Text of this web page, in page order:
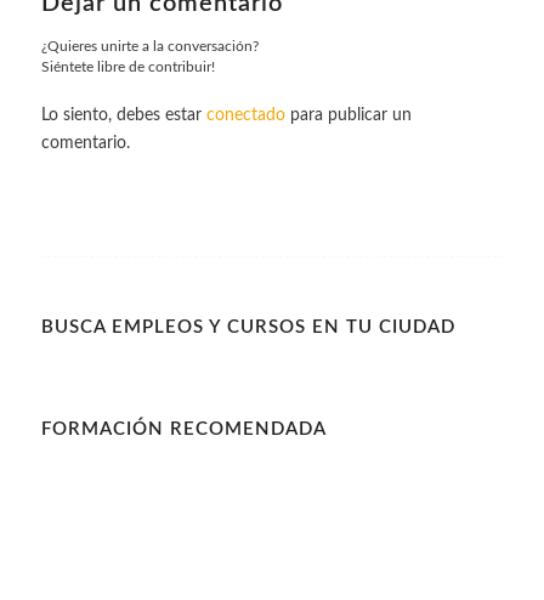
¿Quieres unirte a la conversación?
Siéntete libre de contribuir!
Lo siento, debes estar conectadopara publicar un
comentario.
BUSCA EMPLEOS Y CURSOS EN TU CIUDAD
FORMACIÓN RECOMENDADA